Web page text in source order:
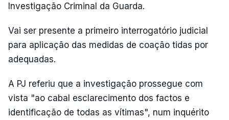
Investigação Criminal da Guarda.
Vai ser presente a primeiro interrogatório judicial
para aplicação das medidas de coação tidas por
adequadas.
A PJ referiu que a investigação prossegue com
vista "ao cabal esclarecimento dos factos e
identificação de todas as vítimas", num inquérito